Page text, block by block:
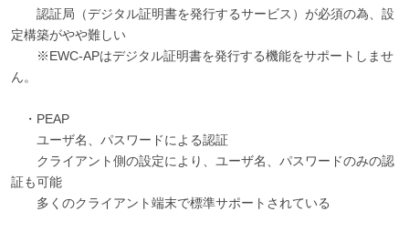
認証局（デジタル証明書を発行するサービス）が必須の為、設
定構築がやや難しい
※EWC-APはデジタル証明書を発行する機能をサポートしませ
ん。
・PEAP
ユーザ名、パスワードによる認証
クライアント側の設定により、ユーザ名、パスワードのみの認
証も可能
多くのクライアント端末で標準サポートされている